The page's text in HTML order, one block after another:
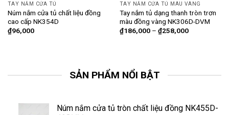
TAY NẮM CỬA TỦ
Núm nắm cửa tủ chất liệu đồng
cao cấp NK354D
₫96,000
TAY NẮM CỬA TỦ MÀU VÀNG
Tay nắm tủ dạng thanh tròn trơn
màu đồng vàng NK306D-DVM
₫186,000– ₫258,000
SẢN PHẨM NỔI BẬT
Núm nắm cửa tủ tròn chất liệu đồng NK455D-